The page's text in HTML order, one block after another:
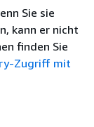
Sie sie
kann er nicht
finden Sie
Zugriff mit